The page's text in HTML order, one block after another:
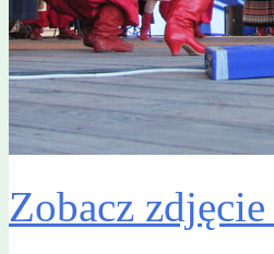
Zobacz